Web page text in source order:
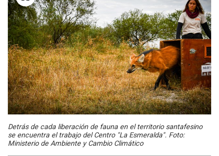
Detrás de cada liberación de fauna en el territorio santafesino
se encuentra el trabajo del Centro "La Esmeralda". Foto:
Ministerio de Ambiente y Cambio Climático